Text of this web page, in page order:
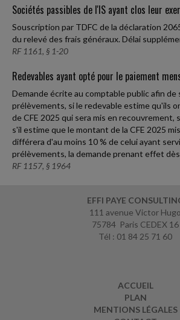
Sociétés passibles de l'IS ayant clos leur
Souscription par TDFC de la déclaration
du relevé des frais généraux. Délai
RF 1161, § 1-20
Redevables ayant opté pour le paiement
Demande écrite au comptable public afin de
prélèvements, si le redevable estime qu'ils
de CFE 2025 qui sera mis en recouvrement,
s'il estime que le montant de la CFE 2025
différera d'au moins 10 % de celui ayant
prélèvements, la demande prenant effet
RF 1157, § 1964
EFFI PAYE
111 avenue Victor Hugo
75784 Paris CEDEX 16
Tél : 01 84 25 71 60
ACCUEIL
PLAN
MENTIONS LÉGALES